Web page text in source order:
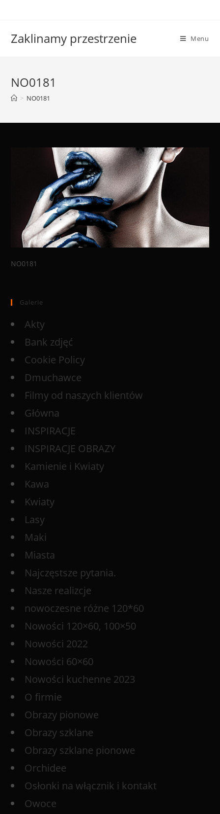
Zaklinamy przestrzenie Menu
NO0181
> NO0181
NO0181
Galerie
Akty
Bank zdjęć
Cookie Policy
Dmuchawce
Filmy od naszych klientów
Główna
INSPIRACJE
INSPIRACJE OBRAZY
Kamienie i Kwiaty
Kawa
Kwiaty
Lasy
Maki
Miasta
Najczęstsze pytania.
Nasze realizcje
nowoczesne różne 120*60
Nowości 120×60, 100×50
Nowości 2022
Nowości 60×60
Nowości kuchenne 2023
O firmie
Obrazy pionowe
Obrazy szklane
Obrazy szklane pionowe
Orchidee
Osłonki na włącznik i kontakt
Owoce